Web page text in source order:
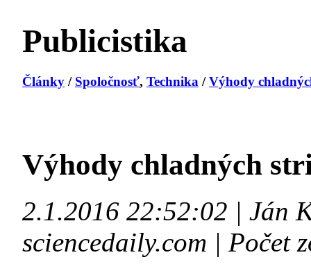
Publicistika
Články / Spoločnosť, Technika /Výhody
Výhody chladných
2.1.2016 22:52:02 | Ján
sciencedaily.com | Počet